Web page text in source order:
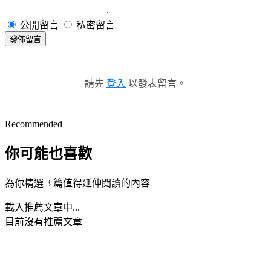
公開留言 私密留言
發佈留言
請先 登入 以發表留言。
Recommended
你可能也喜歡
為你精選 3 篇值得延伸閱讀的內容
載入推薦文章中...
目前沒有推薦文章